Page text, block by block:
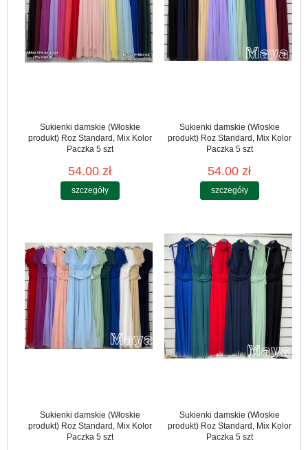
Sukienki damskie (Włoskie
produkt) Roz Standard, Mix Kolor
Paczka 5 szt
54.00 zł
szczegóły
Sukienki damskie (Włoskie
produkt) Roz Standard, Mix Kolor
Paczka 5 szt
54.00 zł
szczegóły
Sukienki damskie (Włoskie
produkt) Roz Standard, Mix Kolor
Paczka 5 szt
Sukienki damskie (Włoskie
produkt) Roz Standard, Mix Kolor
Paczka 5 szt